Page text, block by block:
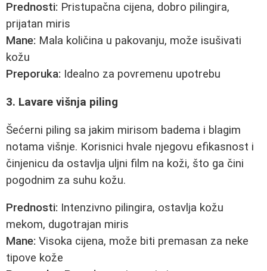
Prednosti: Pristupačna cijena, dobro pilingira,
prijatan miris
Mane: Mala količina u pakovanju, može isušivati
kožu
Preporuka: Idealno za povremenu upotrebu
3. Lavare višnja piling
Šećerni piling sa jakim mirisom badema i blagim
notama višnje. Korisnici hvale njegovu efikasnost i
činjenicu da ostavlja uljni film na koži, što ga čini
pogodnim za suhu kožu.
Prednosti: Intenzivno pilingira, ostavlja kožu
mekom, dugotrajan miris
Mane: Visoka cijena, može biti premasan za neke
tipove kože